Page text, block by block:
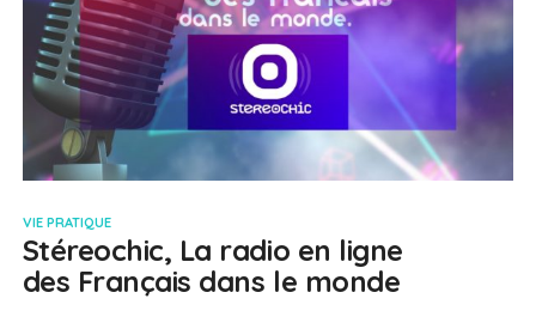
VIE PRATIQUE
Stéreochic, La radio en ligne
des Français dans le monde